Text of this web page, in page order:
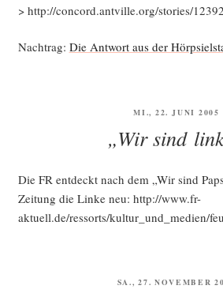
> http://concord.antville.org/stories/
Nach­trag: Die Ant­wort aus der
VERÖFFENTLICHT
MI., 22. JUNI 2005
„Wir sind
Die FR ent­deckt nach dem „Wir sind
Zei­tung die Lin­ke neu: http://www.fr-
aktuell.de/ressorts/kultur_und_medien/
VERÖFFENTLICHT
SA., 27. NOVEMBER